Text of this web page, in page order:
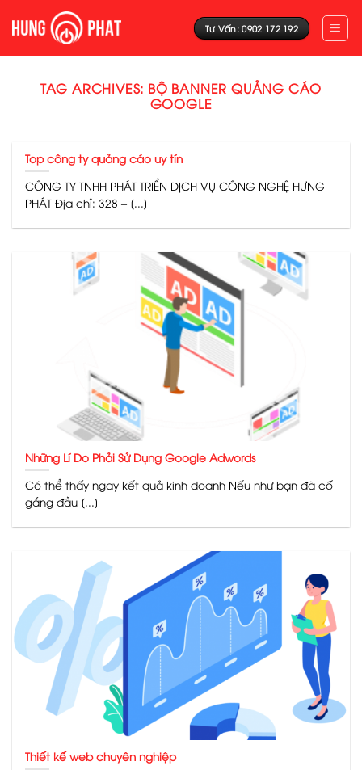
Tư Vấn: 0902 172 192
TAG ARCHIVES: BỘ BANNER QUẢNG CÁO
GOOGLE
Top công ty quảng cáo uy tín
CÔNG TY TNHH PHÁT TRIỂN DỊCH VỤ CÔNG NGHỆ HƯNG
PHÁT Địa chỉ: 328 – [...]
Những Lí Do Phải Sử Dụng Google Adwords
Có thể thấy ngay kết quả kinh doanh Nếu như bạn đã cố
gắng đầu [...]
Thiết kế web chuyên nghiệp